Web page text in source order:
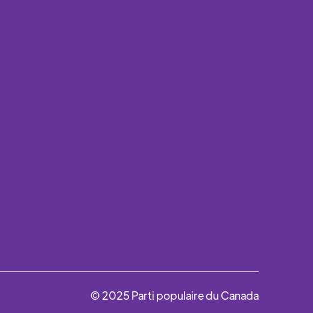
© 2025 Parti populaire du Canada